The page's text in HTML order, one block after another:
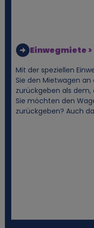
Einwegmiete >
Mit der speziellen
Sie den Mietwagen
zurückgeben als
Sie möchten den
zurückgeben? Auch